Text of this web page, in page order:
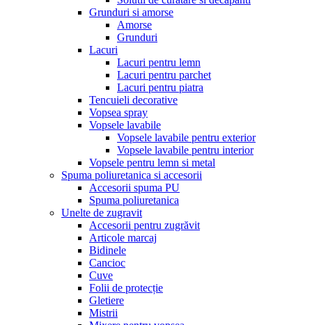
Grunduri si amorse
Amorse
Grunduri
Lacuri
Lacuri pentru lemn
Lacuri pentru parchet
Lacuri pentru piatra
Tencuieli decorative
Vopsea spray
Vopsele lavabile
Vopsele lavabile pentru exterior
Vopsele lavabile pentru interior
Vopsele pentru lemn si metal
Spuma poliuretanica si accesorii
Accesorii spuma PU
Spuma poliuretanica
Unelte de zugravit
Accesorii pentru zugrăvit
Articole marcaj
Bidinele
Cancioc
Cuve
Folii de protecție
Gletiere
Mistrii